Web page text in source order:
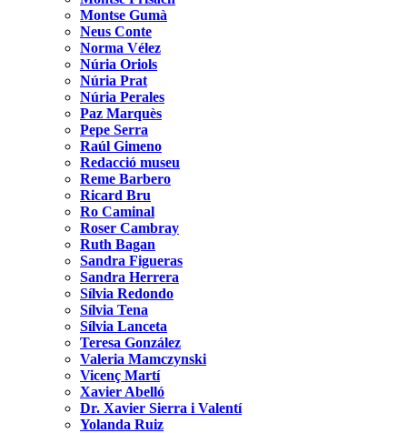
Montse Gumà
Neus Conte
Norma Vélez
Núria Oriols
Núria Prat
Núria Perales
Paz Marquès
Pepe Serra
Raúl Gimeno
Redacció museu
Reme Barbero
Ricard Bru
Ro Caminal
Roser Cambray
Ruth Bagan
Sandra Figueras
Sandra Herrera
Sílvia Redondo
Sílvia Tena
Sílvia Lanceta
Teresa González
Valeria Mamczynski
Vicenç Martí
Xavier Abelló
Dr. Xavier Sierra i Valentí
Yolanda Ruiz